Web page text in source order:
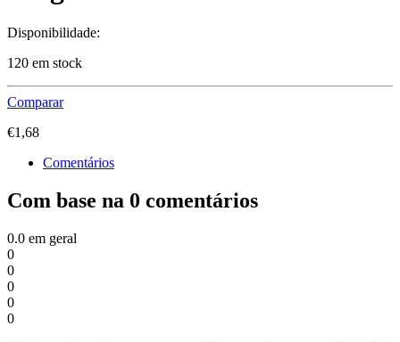
Disponibilidade:
120 em stock
Comparar
€1,68
Comentários
Com base na 0 comentários
0.0 em geral
0
0
0
0
0